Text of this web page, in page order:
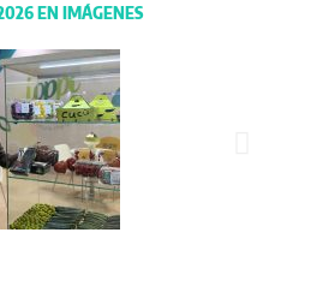
EN IMÁGENES